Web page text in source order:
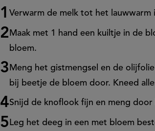
Verwarm de melk tot het lauwwarm
Maak met 1 hand een kuiltje in de
bloem.
Meng het gistmengsel en de
bij beetje de bloem door. Kneed
Snijd de knoflook fijn en meng door
Leg het deeg in een met bloem